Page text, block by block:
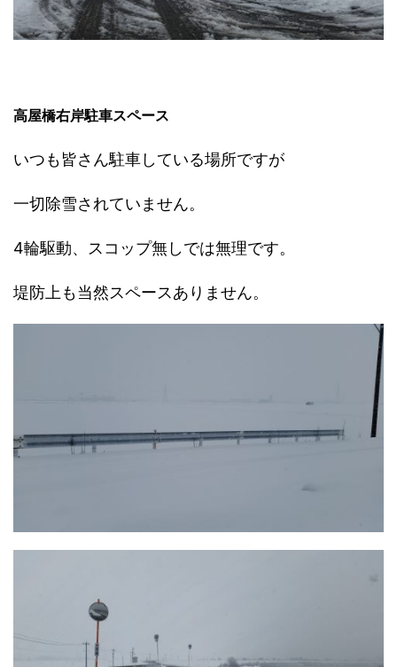
高屋橋右岸駐車スペース
いつも皆さん駐車している場所ですが
一切除雪されていません。
4輪駆動、スコップ無しでは無理です。
堤防上も当然スペースありません。